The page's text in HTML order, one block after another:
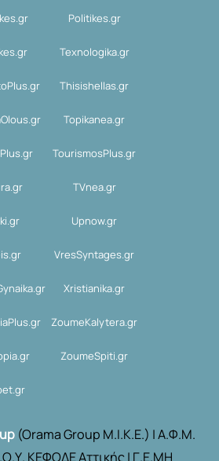
Politikes.gr
Texnologika.gr
Thisishellas.gr
Topikanea.gr
TourismosPlus.gr
TVnea.gr
Upnow.gr
VresSyntages.gr
Xristianika.gr
ZoumeKalytera.gr
ZoumeSpiti.gr
(Orama Group Μ.Ι.Κ.Ε.) | Α.Φ.Μ.
ΚΕΦΟΔΕ Αττικής | Γ.Ε.ΜΗ